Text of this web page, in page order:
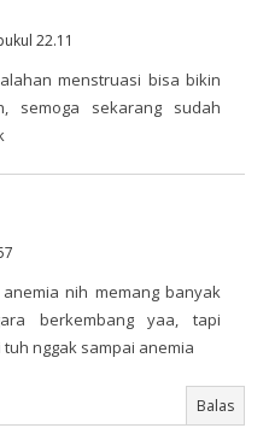
22.11
menstruasi bisa bikin
semoga sekarang sudah
nih memang banyak
berkembang yaa, tapi
nggak sampai anemia
Balas